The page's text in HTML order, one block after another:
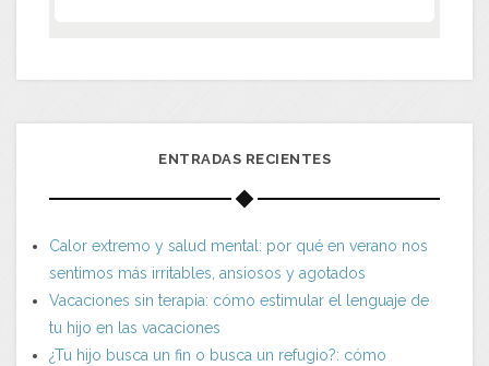
ENTRADAS RECIENTES
Calor extremo y salud mental: por qué en verano nos
sentimos más irritables, ansiosos y agotados
Vacaciones sin terapia: cómo estimular el lenguaje de
tu hijo en las vacaciones
¿Tu hijo busca un fin o busca un refugio?: cómo